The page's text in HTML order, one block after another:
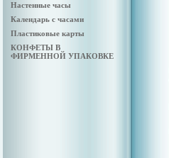
Настенные часы
Календарь с часами
Пластиковые карты
КОНФЕТЫ В
ФИРМЕННОЙ УПАКОВКЕ